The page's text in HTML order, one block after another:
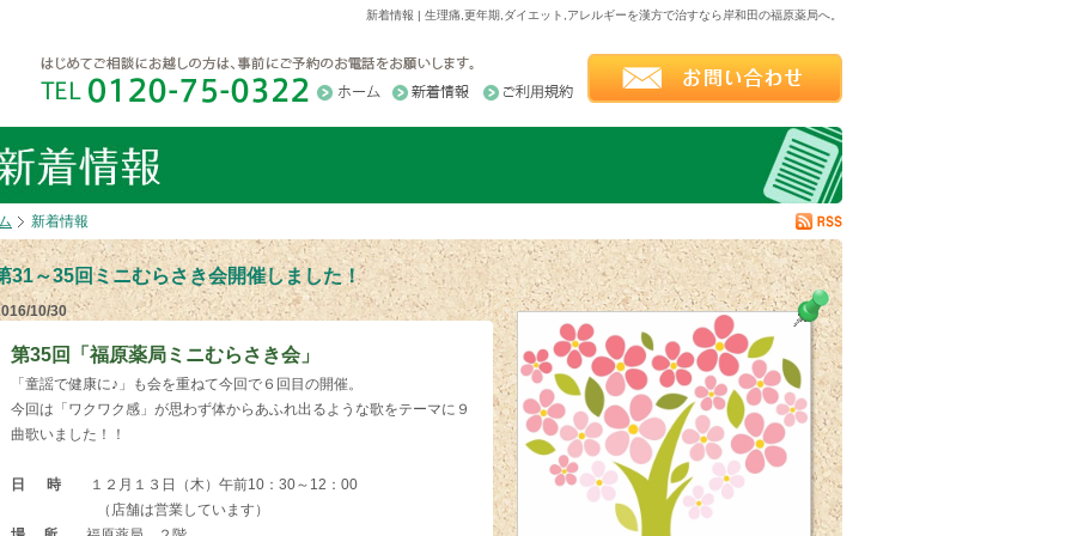
新着情報 | 生理痛,更年期,ダイエット,アレルギーを漢方で治すなら岸和田の福原薬局へ。
新着情報
31～35回ミニむらさき会開催しました！
10/30
第35回「福原薬局ミニむらさき会」
「童謡で健康に♪」も会を重ねて今回で６回目の開催。
今回は「ワクワク感」が思わず体からあふれ出るような歌をテーマに９
曲歌いました！！
日 時
１２月１３日（木）午前10：30～12：00
（店舗は営業しています）